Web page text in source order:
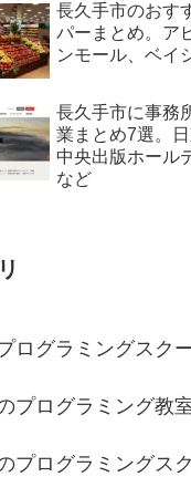
長久手市のおす
パーまとめ。ア
ンモール、ベイ
長久手市に事務
業まとめ7選。日
中央出版ホール
など
ログラミングスク
プログラミング教
プログラミングス